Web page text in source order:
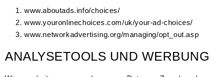
www.aboutads.info/choices/
www.youronlinechoices.com/uk/your-ad-choices/
www.networkadvertising.org/managing/opt_out.asp
ANALYSETOOLS UND WERBUNG